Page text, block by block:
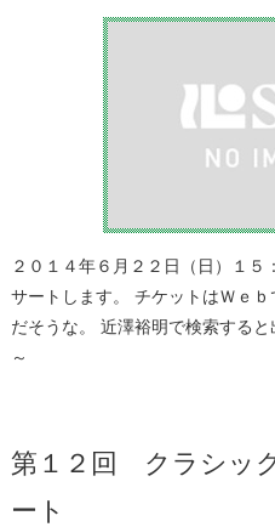
２０１４年６月２２日（日）１
サートします。 チケットはＷｅ
だそうな。 近澤裕明で検索する
～
第１２回 クラシッ
ート